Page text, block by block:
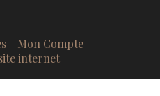
Mon Compte
internet